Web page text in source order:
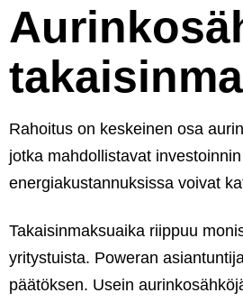
Rahoitus on keskeinen osa
jotka mahdollistavat
energiakustannuksissa voivat
Takaisinmaksuaika riippuu
yritystuista. Poweran
päätöksen. Usein